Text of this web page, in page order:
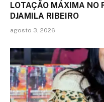
LOTAÇÃO MÁXIMA NO
DJAMILA RIBEIRO
agosto 3, 2026